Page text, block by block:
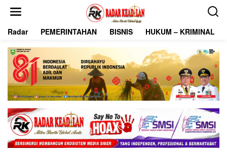
Radar PEMERINTAHAN BISNIS HUKUM – KRIMINAL